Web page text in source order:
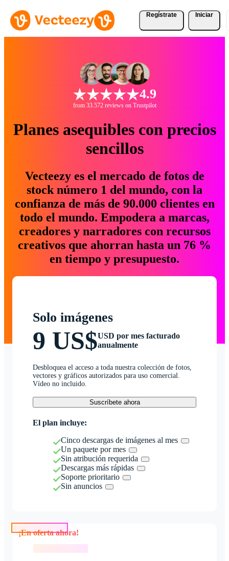
Regístrate Iniciar
4.9
from 33.572 reviews on Trustpilot
Planes asequibles con precios
sencillos
Vecteezy es el mercado de fotos de
stock número 1 del mundo, con la
confianza de más de 90.000 clientes en
todo el mundo. Empodera a marcas,
creadores y narradores con recursos
creativos que ahorran hasta un 76 %
en tiempo y presupuesto.
Solo imágenes
9 US$USD por mes facturado
anualmente
Desbloquea el acceso a toda nuestra colección de fotos,
vectores y gráficos autorizados para uso comercial.
Vídeo no incluido.
Suscríbete ahora
El plan incluye:
Cinco descargas de imágenes al mes
Un paquete por mes
Sin atribución requerida
Descargas más rápidas
Soporte prioritario
Sin anuncios